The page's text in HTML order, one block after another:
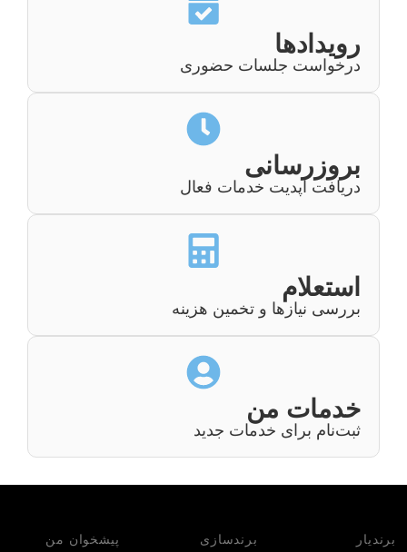
رویدادها
درخواست جلسات حضوری
بروزرسانی
دریافت آپدیت خدمات فعال
استعلام
بررسی نیازها و تخمین هزینه‌
خدمات من
ثبت‌نام برای خدمات جدید
برندیار برندسازی پیشخوان من